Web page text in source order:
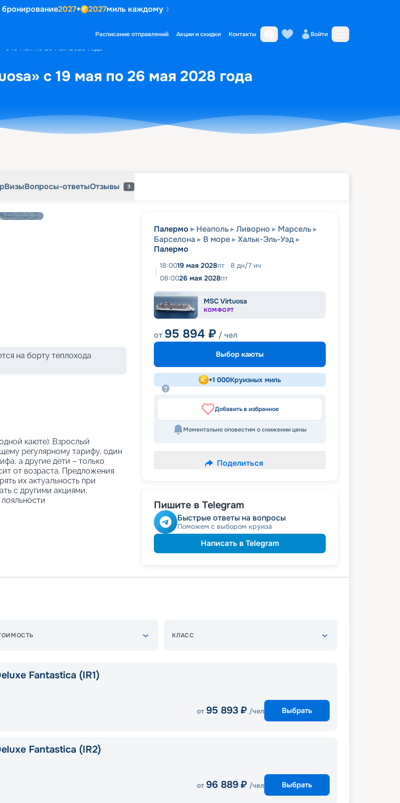
бронирование2027+ 2027миль каждому
Расписание отправлений Акции и скидки Контакты Войти
с 19 мая по 26 мая 2028 года
с 19 мая по 26 мая 2028 года
ВизыВопросы-ответыОтзывы 3
на борту теплохода
каюте): Взрослый
регулярному тарифу, один
а другие дети – только
от возраста. Предложения
их актуальность при
с другими акциями,
Палермо Неаполь Ливорно
Марсель
Барселона
В море
Хальк-Эль-Уэд
Палермо
18:0019 мая 2028пт 8 дн/7 нч
08:0026 мая 2028пт
MSC Virtuosa
КОМФОРТ
от 95 894 ₽ / чел
Выбор каюты
+1 000Круизных миль
Добавить в избранное
Моментально оповестим о снижении цены
Поделиться
Пишите в Telegram
Быстрые ответы на вопросы
Поможем с выбором круиза
Написать в Telegram
КЛАСС
Fantastica (IR1)
от 95 893 ₽ /чел Выбрать
Fantastica (IR2)
от 96 889 ₽ /чел Выбрать